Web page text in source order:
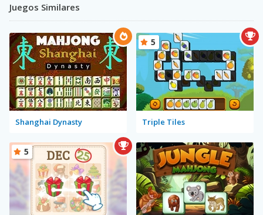
Juegos Similares
Shanghai Dynasty Triple Tiles
5
5